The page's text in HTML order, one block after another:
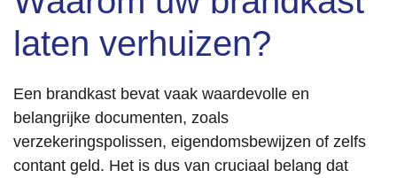
laten verhuizen?
Een brandkast bevat vaak waardevolle en
belangrijke documenten, zoals
verzekeringspolissen, eigendomsbewijzen of zelfs
contant geld. Het is dus van cruciaal belang dat